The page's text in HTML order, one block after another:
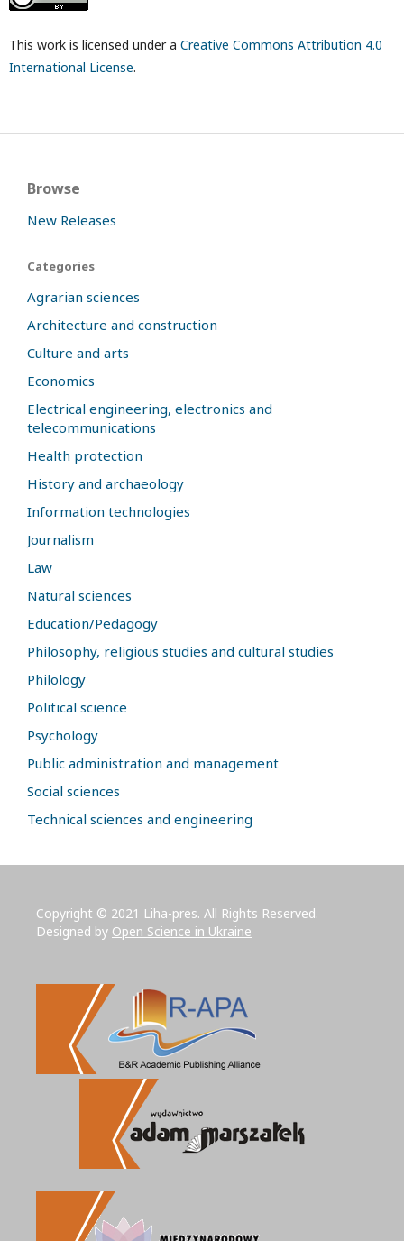
This work is licensed under a Creative Commons Attribution 4.0
International License.
Browse
New Releases
Categories
Agrarian sciences
Architecture and construction
Culture and arts
Economics
Electrical engineering, electronics and
telecommunications
Health protection
History and archaeology
Information technologies
Journalism
Law
Natural sciences
Education/Pedagogy
Philosophy, religious studies and cultural studies
Philology
Political science
Psychology
Public administration and management
Social sciences
Technical sciences and engineering
Copyright © 2021 Liha-pres. All Rights Reserved.
Designed by Open Science in Ukraine